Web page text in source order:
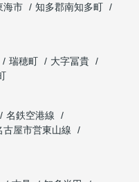
海市
知多郡南知多町
瑞穂町
大字冨貴
名鉄空港線
古屋市営東山線